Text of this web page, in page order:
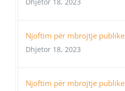
Njoftim për mbrojtje publike
Dhjetor 18, 2023
Njoftim për mbrojtje publike